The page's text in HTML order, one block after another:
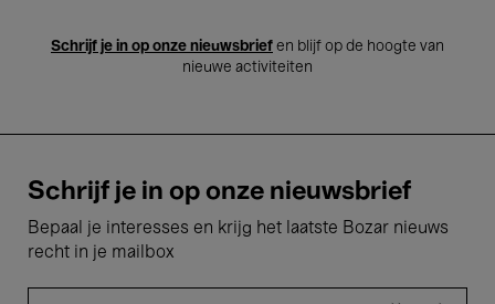
Schrijf je in op onze nieuwsbrief en blijf op de hoogte van
nieuwe activiteiten
Schrijf je in op onze nieuwsbrief
Bepaal je interesses en krijg het laatste Bozar nieuws
recht in je mailbox